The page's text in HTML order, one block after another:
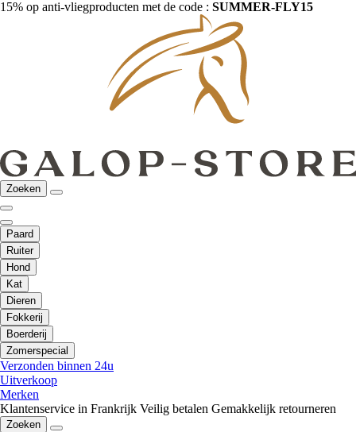
15% op anti-vliegproducten met de code : SUMMER-FLY15
Zoeken
Paard
Ruiter
Hond
Kat
Dieren
Fokkerij
Boerderij
Zomerspecial
Verzonden binnen 24u
Uitverkoop
Merken
Klantenservice in Frankrijk Veilig betalen Gemakkelijk retourneren
Zoeken